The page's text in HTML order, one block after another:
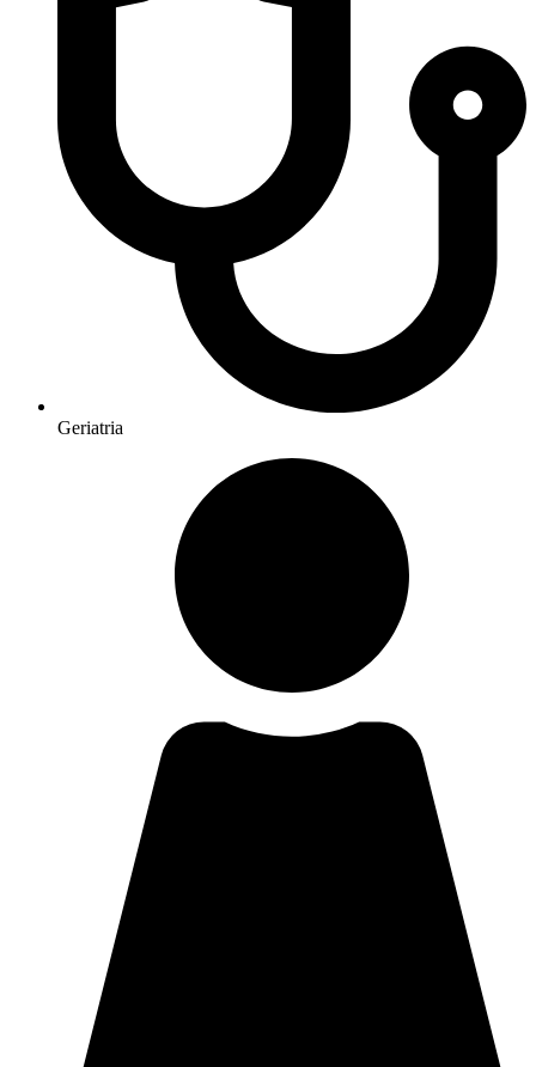
Geriatria